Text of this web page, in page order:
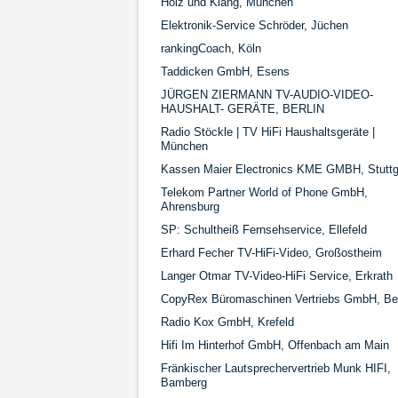
Elektronik-Service Schröder, Jüchen
rankingCoach, Köln
Taddicken GmbH, Esens
JÜRGEN ZIERMANN TV-AUDIO-VIDEO-
HAUSHALT- GERÄTE, BERLIN
Radio Stöckle | TV HiFi Haushaltsgeräte |
München
Kassen Maier Electronics KME GMBH,
Telekom Partner World of Phone GmbH,
Ahrensburg
SP: Schultheiß Fernsehservice, Ellefeld
Erhard Fecher TV-HiFi-Video, Großostheim
Langer Otmar TV-Video-HiFi Service, Erkrath
CopyRex Büromaschinen Vertriebs GmbH,
Radio Kox GmbH, Krefeld
Hifi Im Hinterhof GmbH, Offenbach am Main
Fränkischer Lautsprechervertrieb Munk HIFI,
Bamberg